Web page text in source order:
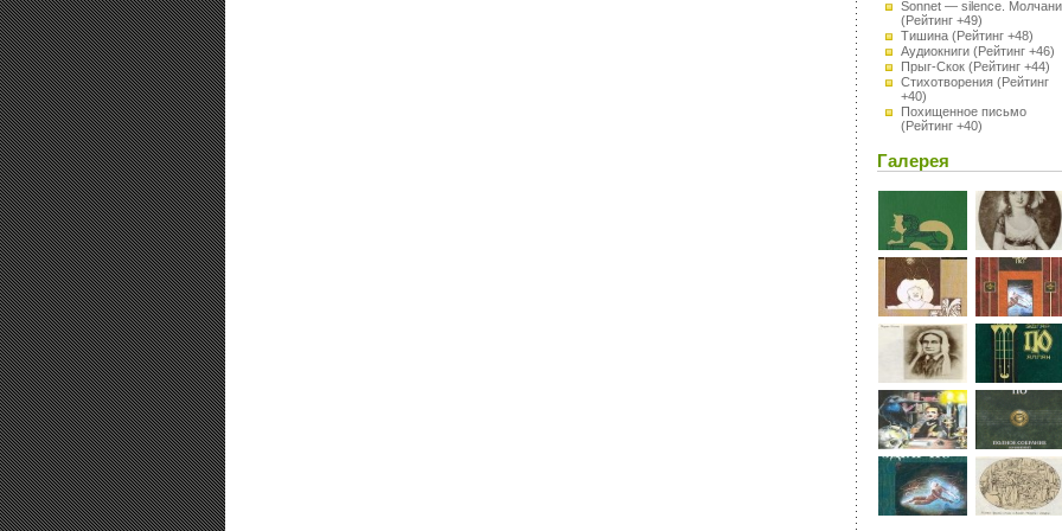
Sonnet — silence.
(Рейтинг +49)
Тишина(Рейтинг +48)
Аудиокниги(Рейтинг +46)
Прыг-Скок(Рейтинг +44)
Стихотворения(Рейтинг
+40)
Похищенное письмо
(Рейтинг +40)
Галерея